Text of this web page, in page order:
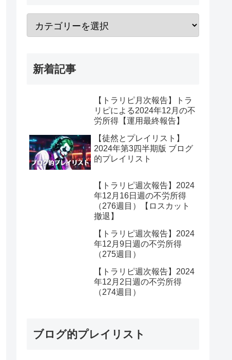
新着記事
【トラリピ月次報告】トラ
リピによる2024年12月の不
労所得【運用最終報告】
【徒然とプレイリスト】
2024年第3四半期版 ブログ
的プレイリスト
【トラリピ週次報告】2024
年12月16日週の不労所得
（276週目）【ロスカット
撤退】
【トラリピ週次報告】2024
年12月9日週の不労所得
（275週目）
【トラリピ週次報告】2024
年12月2日週の不労所得
（274週目）
ブログ的プレイリスト